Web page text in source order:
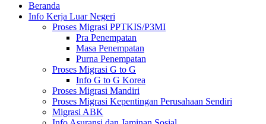
Beranda
Info Kerja Luar Negeri
Proses Migrasi PPTKIS/P3MI
Pra Penempatan
Masa Penempatan
Purna Penempatan
Proses Migrasi G to G
Info G to G Korea
Proses Migrasi Mandiri
Proses Migrasi Kepentingan Perusahaan Sendiri
Migrasi ABK